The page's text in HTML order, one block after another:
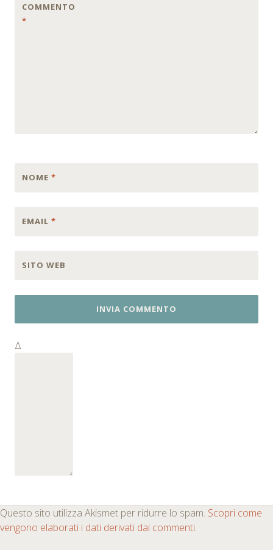
COMMENTO
*
NOME *
EMAIL *
SITO WEB
Δ
Questo sito utilizza Akismet per ridurre lo spam. Scopri come
vengono elaborati i dati derivati dai commenti.